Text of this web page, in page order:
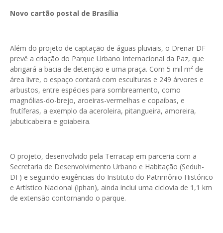
Novo cartão postal de Brasília
Além do projeto de captação de águas pluviais, o Drenar DF
prevê a criação do Parque Urbano Internacional da Paz, que
abrigará a bacia de detenção e uma praça. Com 5 mil m² de
área livre, o espaço contará com esculturas e 249 árvores e
arbustos, entre espécies para sombreamento, como
magnólias-do-brejo, aroeiras-vermelhas e copaíbas, e
frutíferas, a exemplo da aceroleira, pitangueira, amoreira,
jabuticabeira e goiabeira.
O projeto, desenvolvido pela Terracap em parceria com a
Secretaria de Desenvolvimento Urbano e Habitação (Seduh-
DF) e seguindo exigências do Instituto do Patrimônio Histórico
e Artístico Nacional (Iphan), ainda inclui uma ciclovia de 1,1 km
de extensão contornando o parque.